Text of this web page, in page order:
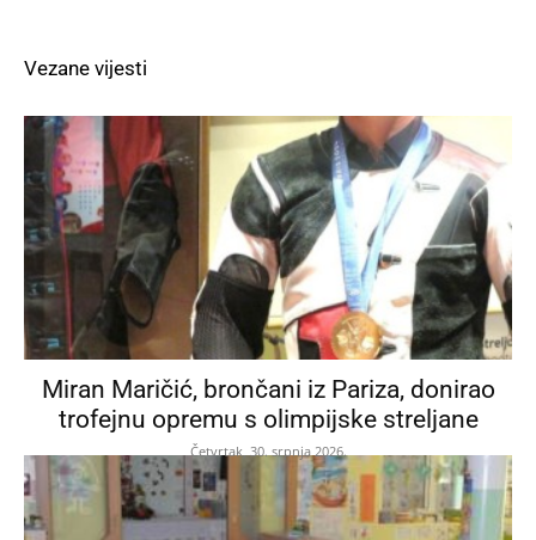
Vezane vijesti
Miran Maričić, brončani iz Pariza, donirao
trofejnu opremu s olimpijske streljane
Četvrtak, 30. srpnja 2026.